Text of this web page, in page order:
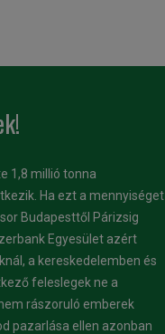
1,8 millió tonna
Ha ezt a mennyiséget
Budapesttől Párizsig
Egyesület azért
a kereskedelemben és
feleslegek ne a
rászoruló emberek
pazarlása ellen azonban